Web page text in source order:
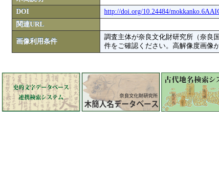
DOI
http://doi.org/10.24484/
関連URL
画像利用条件
調査主体が奈良文化財研究所（奈良
件をご確認ください。高解像度画像